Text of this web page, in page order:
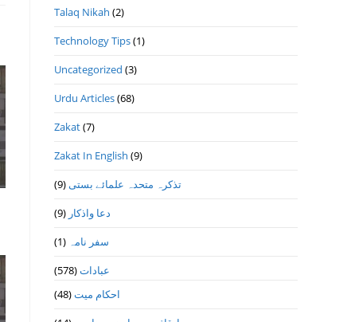
Talaq Nikah (2)
Technology Tips(1)
Uncategorized (3)
Urdu Articles(68)
Zakat(7)
Zakat In English (9)
تذكرہ متحدہ علمائے بستى(9)
دعا واذكار (9)
سفر نامہ (1)
عبادات(578)
احکام میت(48)